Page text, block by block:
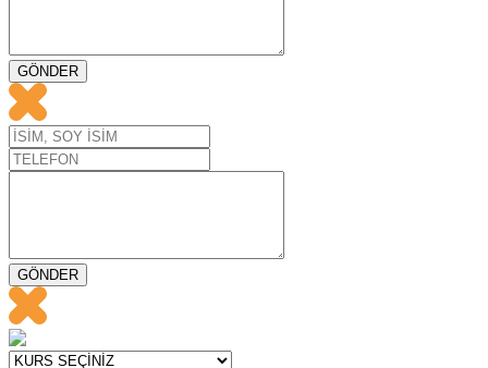
GÖNDER
GÖNDER